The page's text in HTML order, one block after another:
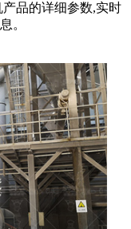
品的详细参数,实时
。